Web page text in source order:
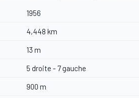
1956
4,448 km
13 m
5 droite - 7 gauche
900 m